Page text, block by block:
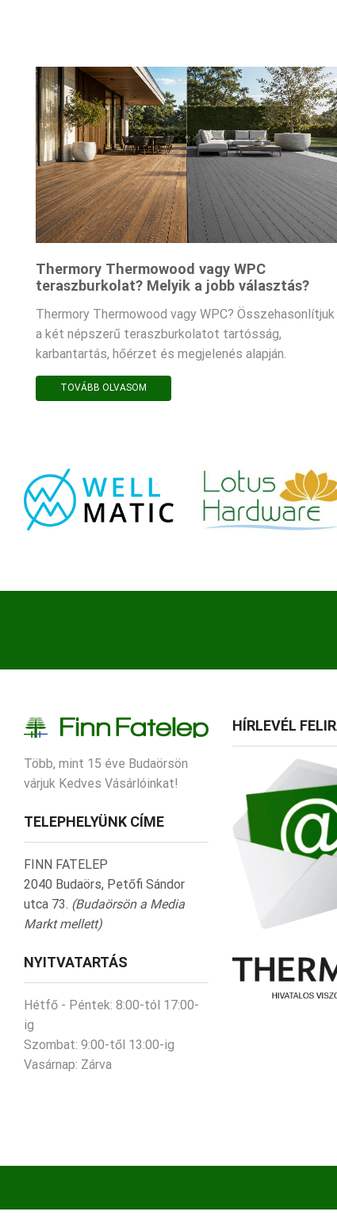
Thermory Thermowood vagy WPC
teraszburkolat? Melyik a jobb választás?
Thermory Thermowood vagy WPC? Összehasonlítjuk
a két népszerű teraszburkolatot tartósság,
karbantartás, hőérzet és megjelenés alapján.
TOVÁBB OLVASOM
Több, mint 15 éve Budaörsön
várjuk Kedves Vásárlóinkat!
TELEPHELYÜNK CÍME
FINN FATELEP
2040 Budaörs, Petőfi Sándor
utca 73. (Budaörsön a Media
Markt mellett)
NYITVATARTÁS
Hétfő - Péntek: 8:00-tól 17:00-
ig
Szombat: 9:00-től 13:00-ig
Vasárnap: Zárva
HÍRLEVÉL